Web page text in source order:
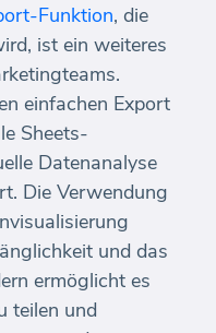
Funktion, die
ist ein weiteres
einfachen Export
Sheets-
Datenanalyse
Die Verwendung
und das
ermöglicht es
teilen und